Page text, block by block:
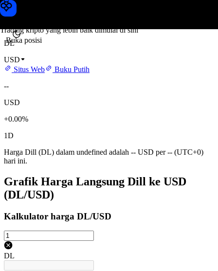
Trading kripto yang lebih baik dimulai di sini
Buka posisi
Harga Dill
DL
USD
Situs Web
Buku Putih
--
USD
+0.00%
1D
Harga Dill (DL) dalam undefined adalah -- USD per -- (UTC+0)
hari ini.
Grafik Harga Langsung Dill ke USD
(DL/USD)
Kalkulator harga DL/USD
DL